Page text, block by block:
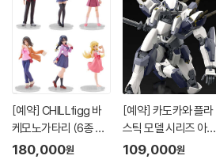
[예약] CHILLfigg 바
케모노가타리 (6종 세
트)
180,000원
[예약] 카도카와 플라
스틱 모델 시리즈 아바
레스트 l 풀메탈패닉
109,000원